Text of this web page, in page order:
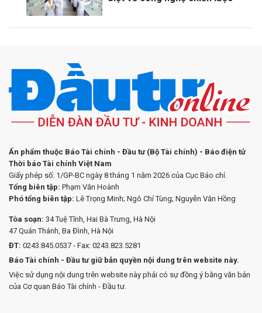
Ấn phẩm thuộc Báo Tài chính - Đầu tư (Bộ Tài chính) - Báo điện tử
Thời báo Tài chính Việt Nam
Giấy phép số: 1/GP-BC ngày 8 tháng 1 năm 2026 của Cục Báo chí.
Tổng biên tập: Phạm Văn Hoành
Phó tổng biên tập: Lê Trọng Minh; Ngô Chí Tùng; Nguyễn Văn Hồng
Tòa soạn: 34 Tuệ Tĩnh, Hai Bà Trưng, Hà Nội
47 Quán Thánh, Ba Đình, Hà Nội
ĐT: 0243.845.0537 - Fax: 0243.823.5281
Báo Tài chính - Đầu tư giữ bản quyền nội dung trên website này.
Việc sử dụng nội dung trên website này phải có sự đồng ý bằng văn bản
của Cơ quan Báo Tài chính - Đầu tư.